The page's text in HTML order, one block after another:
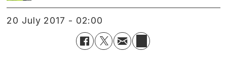
20 July 2017 - 02:00